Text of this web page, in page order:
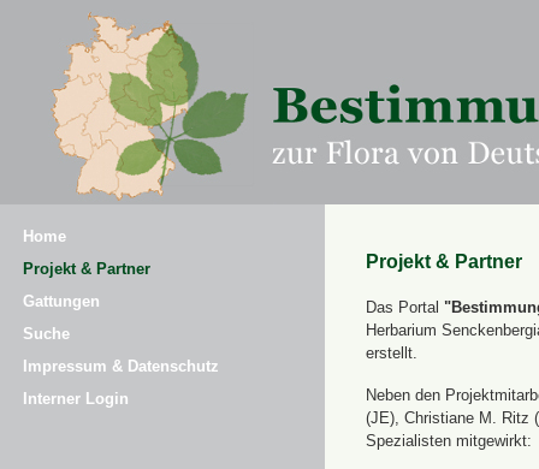
Home
Projekt & Partner
Gattungen
Suche
Impressum & Datenschutz
Interner Login
Projekt & Partner
Das Portal
Herbarium
erstellt.
Neben den
(JE), Christiane M. Ritz
Spezialisten mitgewirkt: